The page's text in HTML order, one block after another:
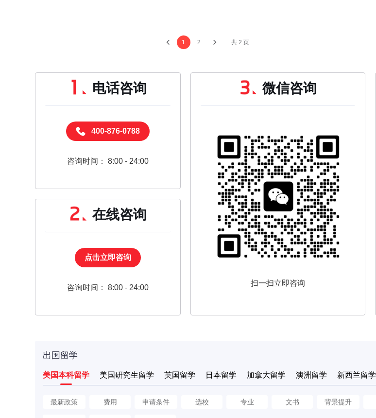
1 2 共 2 页
电话咨询
400-876-0788
咨询时间： 8:00 - 24:00
在线咨询
点击立即咨询
咨询时间： 8:00 - 24:00
微信咨询
扫一扫立即咨询
出国留学
美国本科留学 美国研究生留学 英国留学 日本留学 加拿大留学 澳洲留学 新西兰留学
最新政策 费用 申请条件 选校 专业 文书 背景提升